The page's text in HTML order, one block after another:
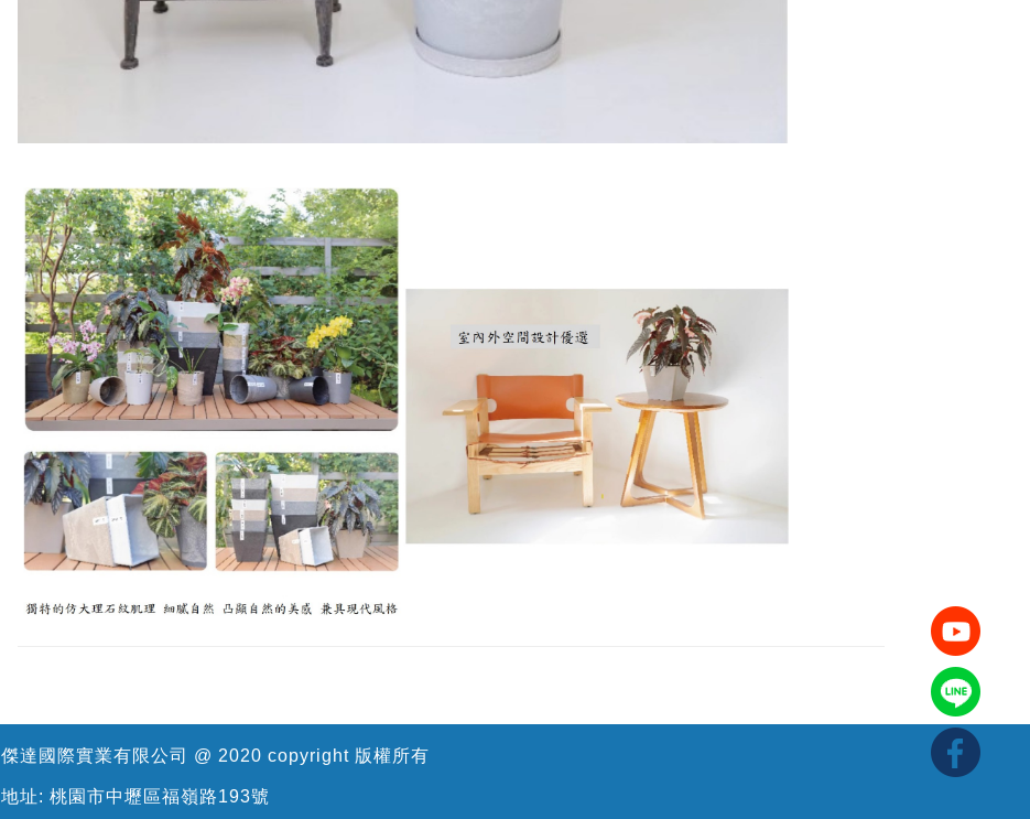
傑達國際實業有限公司 @ 2020 copyright 版權所有
地址: 桃園市中壢區福嶺路193號